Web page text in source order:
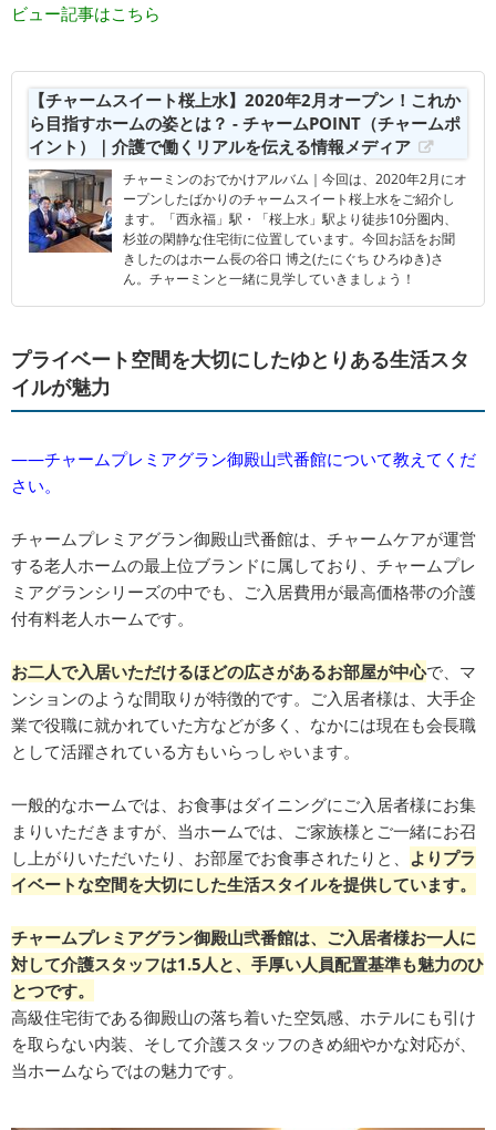
ビュー記事はこちら
【チャームスイート桜上水】2020年2月オープン！これか
ら目指すホームの姿とは？ - チャームPOINT（チャームポ
イント）｜介護で働くリアルを伝える情報メディア
チャーミンのおでかけアルバム｜今回は、2020年2月にオ
ープンしたばかりのチャームスイート桜上水をご紹介し
ます。「西永福」駅・「桜上水」駅より徒歩10分圏内、
杉並の閑静な住宅街に位置しています。今回お話をお聞
きしたのはホーム長の谷口 博之(たにぐち ひろゆき)さ
ん。チャーミンと一緒に見学していきましょう！
プライベート空間を大切にしたゆとりある生活スタ
イルが魅力
――チャームプレミアグラン御殿山弐番館について教えてくだ
さい。
チャームプレミアグラン御殿山弐番館は、チャームケアが運営
する老人ホームの最上位ブランドに属しており、チャームプレ
ミアグランシリーズの中でも、ご入居費用が最高価格帯の介護
付有料老人ホームです。
お二人で入居いただけるほどの広さがあるお部屋が中心で、マ
ンションのような間取りが特徴的です。ご入居者様は、大手企
業で役職に就かれていた方などが多く、なかには現在も会長職
として活躍されている方もいらっしゃいます。
一般的なホームでは、お食事はダイニングにご入居者様にお集
まりいただきますが、当ホームでは、ご家族様とご一緒にお召
し上がりいただいたり、お部屋でお食事されたりと、 よりプラ
イベートな空間を大切にした生活スタイルを提供しています。
チャームプレミアグラン御殿山弐番館は、ご入居者様お一人に
対して介護スタッフは1.5人と、手厚い人員配置基準も魅力のひ
とつです。
高級住宅街である御殿山の落ち着いた空気感、ホテルにも引け
を取らない内装、そして介護スタッフのきめ細やかな対応が、
当ホームならではの魅力です。